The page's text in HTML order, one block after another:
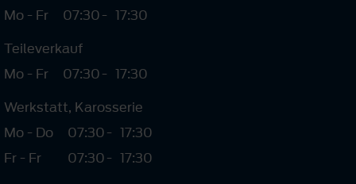
Mo - Fr
07:30- 17:30
Teileverkauf
Mo - Fr
07:30- 17:30
Werkstatt, Karosserie
Mo - Do
07:30- 17:30
Fr - Fr
07:30- 17:30